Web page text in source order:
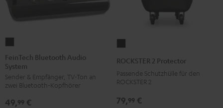
Bluetooth
Audio
System
Schwarz
FeinTech Bluetooth Audio
System
Sender & Empfänger, TV-Ton an
zwei Bluetooth-Kopfhörer
49,99 €
Schwarz
ROCKSTER 2 Protector
Passende Schutzhülle für den
ROCKSTER 2
79,99 €